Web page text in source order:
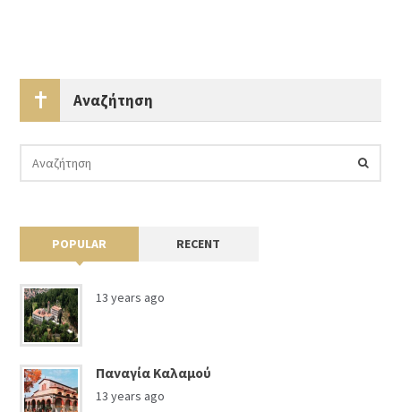
Αναζήτηση
POPULAR RECENT
13 years ago
Παναγία Καλαμού
13 years ago